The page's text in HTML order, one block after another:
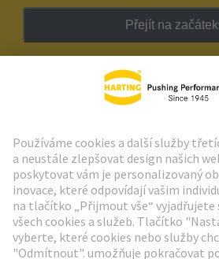
Přejít na začátek
Zpravodaj HARTING
Přejít na registraci
Social Media